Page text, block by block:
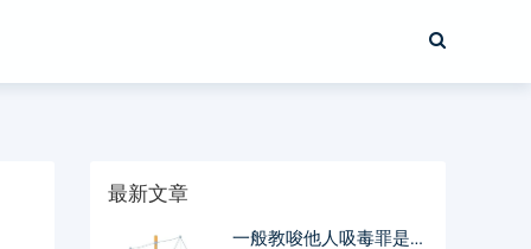
最新文章
一般教唆他人吸毒罪是怎